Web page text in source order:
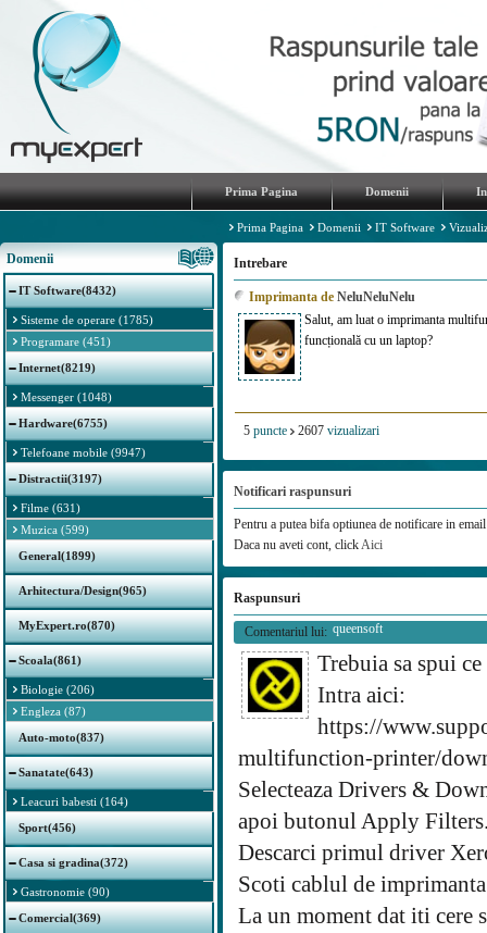
Prima Pagina Domenii
Domenii
IT Software(8432)
Sisteme de operare (1785)
Programare (451)
Internet(8219)
Messenger (1048)
Hardware(6755)
Telefoane mobile (9947)
Distractii(3197)
Filme (631)
Muzica (599)
General(1899)
Arhitectura/Design(965)
MyExpert.ro(870)
Scoala(861)
Biologie (206)
Engleza (87)
Auto-moto(837)
Sanatate(643)
Leacuri babesti (164)
Sport(456)
Casa si gradina(372)
Gastronomie (90)
Comercial(369)
Prima Pagina Domenii IT Software
Intrebare
Imprimanta de NeluNeluNelu
Salut, am luat o imprimanta
funcțională cu un laptop?
5 puncte 2607 vizualizari
Notificari raspunsuri
Pentru a putea bifa optiunea de notificare in
Daca nu aveti cont, clickAici
Raspunsuri
Comentariul lui: queensoft
Trebuia sa spui
Intra aici:
https://
multifunction-printer/
Selecteaza Drivers &
apoi butonul Apply
Descarci primul driver
Scoti cablul de
La un moment dat iti cere